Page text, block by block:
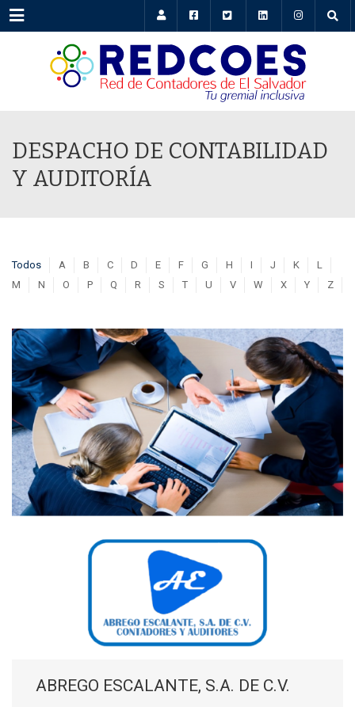
Menu
DESPACHO DE CONTABILIDAD
Y AUDITORÍA
Todos A B C D E F G H I J K
L
M
N O P Q R S T U V W X Y Z
ABREGO ESCALANTE, S.A. DE C.V.